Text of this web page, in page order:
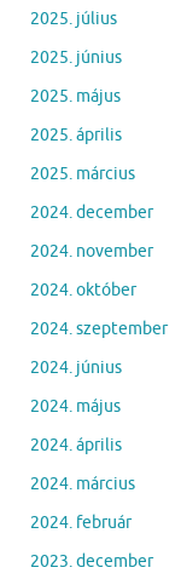
2025. július
2025. június
2025. május
2025. április
2025. március
2024. december
2024. november
2024. október
2024. szeptember
2024. június
2024. május
2024. április
2024. március
2024. február
2023. december